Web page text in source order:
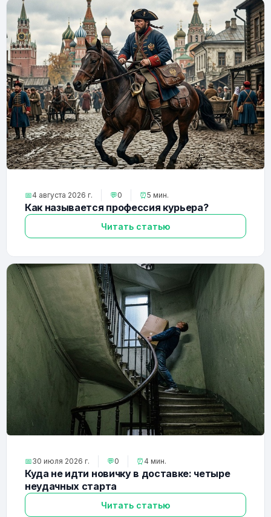
📅4 августа 2026 г. 💬0 ⏰5 мин.
Как называется профессия курьера?
Читать статью
📅30 июля 2026 г. 💬0 ⏰ 4 мин.
Куда не идти новичку в доставке: четыре
неудачных старта
Читать статью